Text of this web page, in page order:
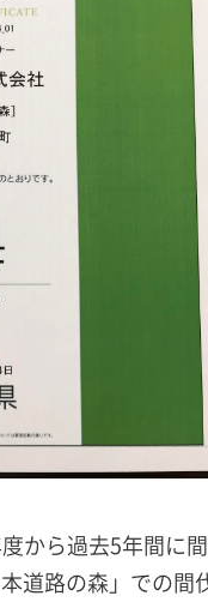
から過去5年間に
道路の森」での間